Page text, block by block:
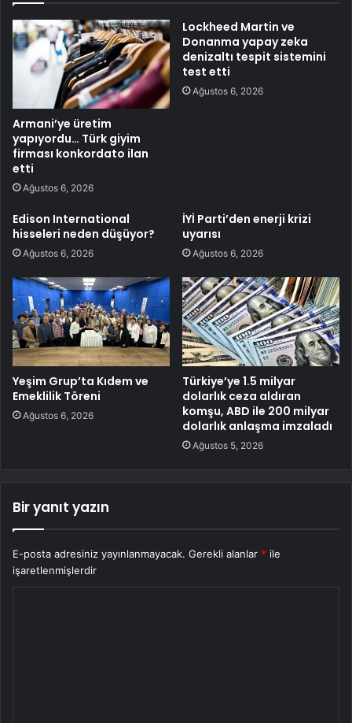
Armani’ye üretim
yapıyordu… Türk giyim
firması konkordato ilan
etti
Ağustos 6, 2026
Lockheed Martin ve
Donanma yapay zeka
denizaltı tespit sistemini
test etti
Ağustos 6, 2026
Edison International
hisseleri neden düşüyor?
Ağustos 6, 2026
İYİ Parti’den enerji krizi
uyarısı
Ağustos 6, 2026
Yeşim Grup’ta Kıdem ve
Emeklilik Töreni
Ağustos 6, 2026
Türkiye’ye 1.5 milyar
dolarlık ceza aldıran
komşu, ABD ile 200 milyar
dolarlık anlaşma imzaladı
Ağustos 5, 2026
Bir yanıt yazın
E-posta adresiniz yayınlanmayacak. Gerekli alanlar * ile
işaretlenmişlerdir